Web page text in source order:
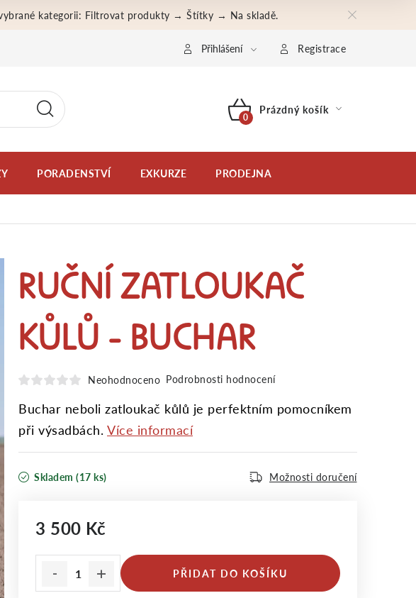
kategorii: Filtrovat produkty → Štítky → Na skladě.
Moje objednávka
Přihlášení Registrace
NÁKUPNÍ
Prázdný košík
PORADENSTVÍ EXKURZE PRODEJNA
RUČNÍ ZATLOUKAČ
KŮLŮ – BUCHAR
Neohodnoceno Podrobnosti hodnocení
Buchar neboli zatloukač kůlů je perfektním pomocníkem
při výsadbách. Více informací
Skladem (17 ks) Možnosti doručení
3 500 Kč
PŘIDAT DO KOŠÍKU